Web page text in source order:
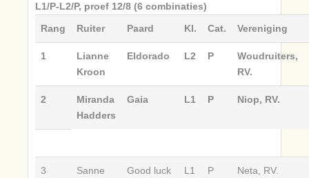
L1/P-L2/P, proef 12/8 (6 combinaties)
Rang
Ruiter Paard Kl. Cat. Vereniging
1
Lianne
Kroon
Eldorado L2 P
Woudruiters,
RV.
2
Miranda
Hadders
Gaia L1 P Niop, RV.
3
Sanne
Good luck
L1 P Neta, RV.